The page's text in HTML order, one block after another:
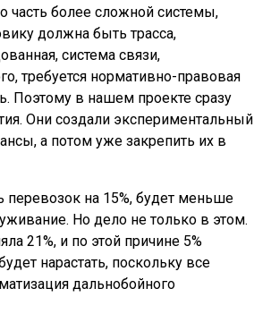
часть более сложной системы,
должна быть трасса,
система связи,
требуется нормативно-правовая
Поэтому в нашем проекте сразу
Они создали экспериментальный
а потом уже закрепить их в
перевозок на 15%, будет меньше
Но дело не только в этом.
21%, и по этой причине 5%
нарастать, поскольку все
дальнобойного